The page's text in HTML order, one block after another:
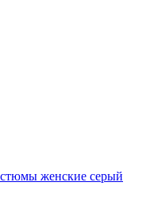
женские серый